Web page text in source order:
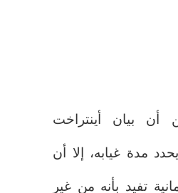
بيان أينتراخت
مدة غيابه، إلا أن
تفيد بأنه من غير